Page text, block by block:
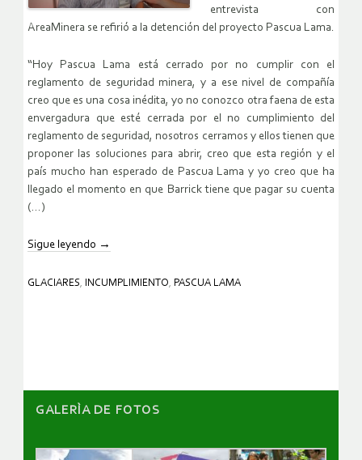
entrevista con
AreaMinera se refirió a la detención del proyecto Pascua Lama.
“Hoy Pascua Lama está cerrado por no cumplir con el
reglamento de seguridad minera, y a ese nivel de compañía
creo que es una cosa inédita, yo no conozco otra faena de esta
envergadura que esté cerrada por el no cumplimiento del
reglamento de seguridad, nosotros cerramos y ellos tienen que
proponer las soluciones para abrir, creo que esta región y el
país mucho han esperado de Pascua Lama y yo creo que ha
llegado el momento en que Barrick tiene que pagar su cuenta
(…)
Sigue leyendo →
GLACIARES, INCUMPLIMIENTO, PASCUA LAMA
GALERÌA DE FOTOS